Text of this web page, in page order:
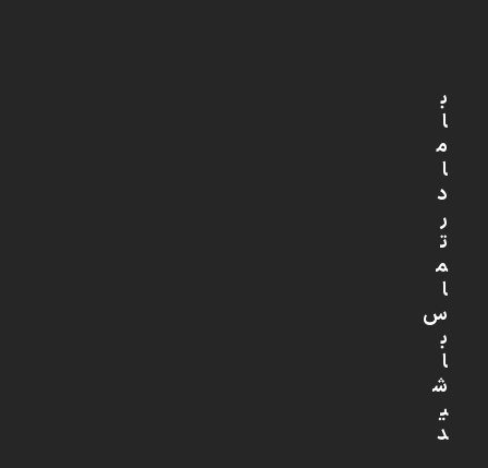
ب
ا
م
ا
د
ر
ت
م
ا
س
ب
ا
ش
ی
د